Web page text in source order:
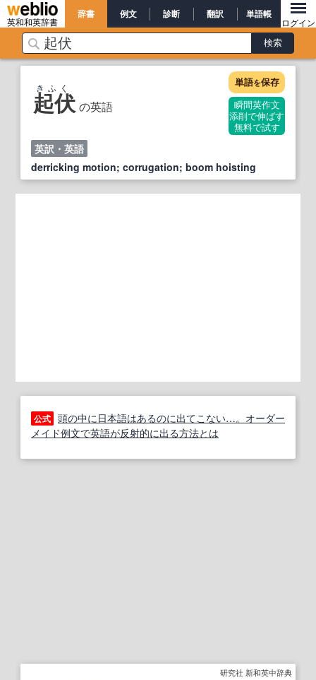
英和和英辞書
辞書 例文 診断 翻訳 単語帳
ログイン
起伏 の英語
きふく 単語を保存
瞬間英作文
添削で伸ばす
無料で試す
英訳・英語
derricking motion; corrugation; boom hoisting
公式 頭の中に日本語はあるのに出てこない…。オーダー
メイド例文で英語が反射的に出る方法とは
研究社 新和英中辞典